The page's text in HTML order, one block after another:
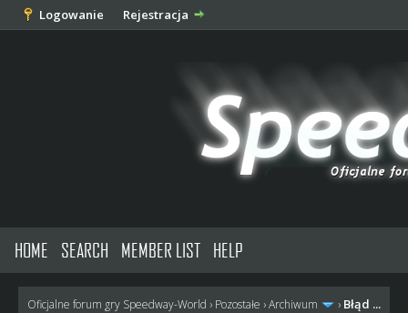
Logowanie Rejestracja
HOME SEARCH MEMBER LIST HELP
Oficjalne forum gry Speedway-World › Pozostałe ›Archiwum › Błąd ...